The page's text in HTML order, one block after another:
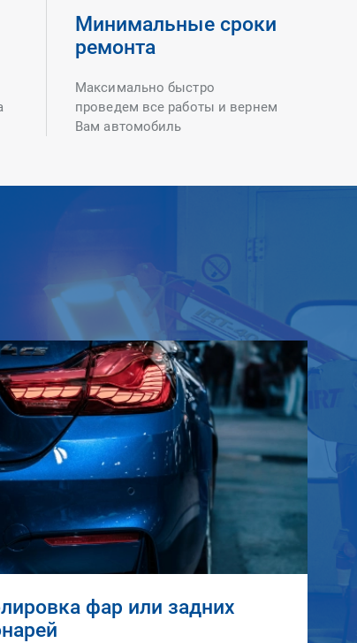
Минимальные сроки
ремонта
Максимально быстро
проведем все работы и вернем
Вам автомобиль
фар или задних